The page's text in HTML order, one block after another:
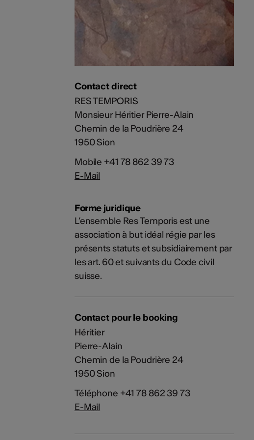
Contact direct
RES TEMPORIS
Monsieur Héritier Pierre-Alain
Chemin de la Poudrière 24
1950 Sion
Mobile +41 78 862 39 73
E-Mail
Forme juridique
L’ensemble Res Temporis est une
association à but idéal régie par les
présents statuts et subsidiairement par
les art. 60 et suivants du Code civil
suisse.
Contact pour le booking
Héritier
Pierre-Alain
Chemin de la Poudrière 24
1950 Sion
Téléphone +41 78 862 39 73
E-Mail